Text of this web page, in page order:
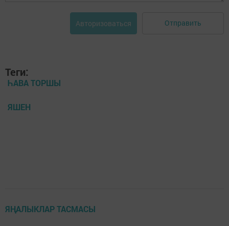
Авторизоваться Отправить
Теги:
ҺАВА ТОРШЫ
ЯШЕН
ЯҢАЛЫКЛАР ТАСМАСЫ